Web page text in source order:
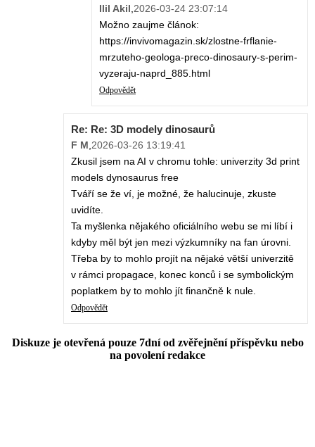
Ilil Akil,2026-03-24 23:07:14
Možno zaujme článok:
https://invivomagazin.sk/zlostne-frflanie-
mrzuteho-geologa-preco-dinosaury-s-perim-
vyzeraju-naprd_885.html
Odpovědět
Re: Re: 3D modely dinosaurů
F M,2026-03-26 13:19:41
Zkusil jsem na AI v chromu tohle: univerzity 3d print
models dynosaurus free
Tváří se že ví, je možné, že halucinuje, zkuste
uvidíte.
Ta myšlenka nějakého oficiálního webu se mi líbí i
kdyby měl být jen mezi výzkumníky na fan úrovni.
Třeba by to mohlo projít na nějaké větší univerzitě
v rámci propagace, konec konců i se symbolickým
poplatkem by to mohlo jít finančně k nule.
Odpovědět
Diskuze je otevřená pouze 7dní od zvěřejnění příspěvku nebo
na povolení redakce